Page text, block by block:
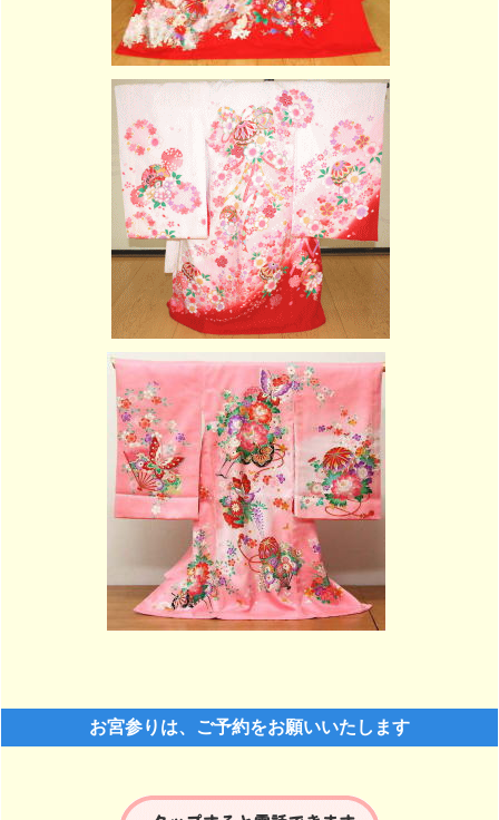
お宮参りは、ご予約をお願いいたします